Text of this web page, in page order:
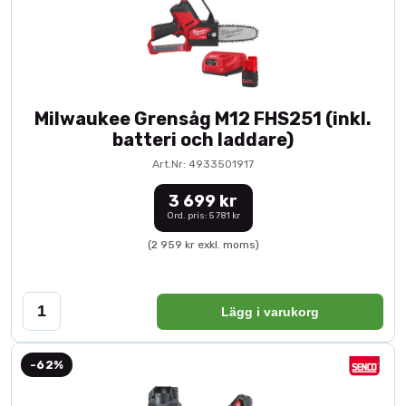
Milwaukee Grensåg M12 FHS251 (inkl.
batteri och laddare)
Art.Nr: 4933501917
3 699 kr
Ord. pris: 5 781 kr
(2 959 kr exkl. moms)
Lägg i varukorg
-62%